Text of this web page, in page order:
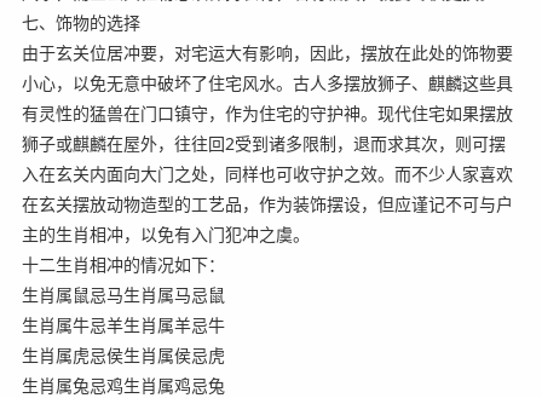
七、饰物的选择
由于玄关位居冲要，对宅运大有影响，因此，摆放在此处的饰物要
小心，以免无意中破坏了住宅风水。古人多摆放狮子、麒麟这些具
有灵性的猛兽在门口镇守，作为住宅的守护神。现代住宅如果摆放
狮子或麒麟在屋外，往往回2受到诸多限制，退而求其次，则可摆
入在玄关内面向大门之处，同样也可收守护之效。而不少人家喜欢
在玄关摆放动物造型的工艺品，作为装饰摆设，但应谨记不可与户
主的生肖相冲，以免有入门犯冲之虞。
十二生肖相冲的情况如下：
生肖属鼠忌马生肖属马忌鼠
生肖属牛忌羊生肖属羊忌牛
生肖属虎忌侯生肖属侯忌虎
生肖属兔忌鸡生肖属鸡忌兔